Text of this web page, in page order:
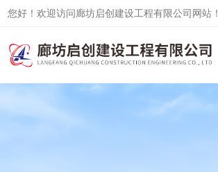
您好！欢迎访问廊坊启创建设工程有限公司网站！